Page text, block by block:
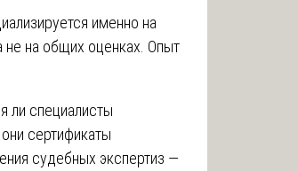
именно на
не на общих оценках. Опыт
ли специалисты
сертификаты
судебных экспертиз —